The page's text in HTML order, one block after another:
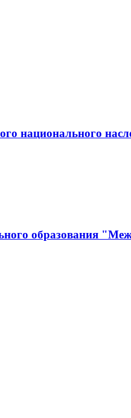
национального
образования